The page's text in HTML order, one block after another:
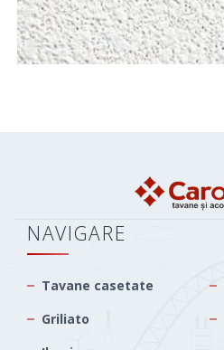
NAVIGARE
Tavane casetate
Griliato